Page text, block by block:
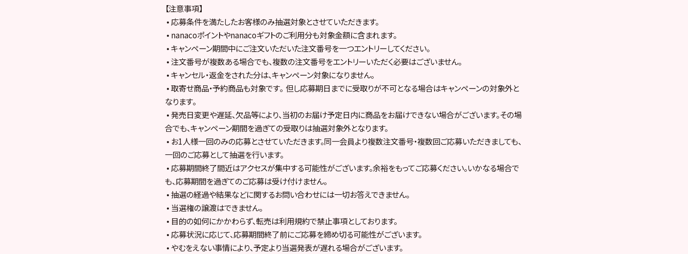
【注意事項】
• 応募条件を満たしたお客様のみ抽選対象とさせていただきます。
• nanacoポイントやnanacoギフトのご利用分も対象金額に含まれます。
• キャンペーン期間中にご注文いただいた注文番号を一つエントリーしてください。
• 注文番号が複数ある場合でも、複数の注文番号をエントリーいただく必要はございません。
• キャンセル・返金をされた分は、キャンペーン対象になりません。
• 取寄せ商品・予約商品も対象です｡ 但し応募期日までに受取りが不可となる場合はキャンペーンの対象外と
なります｡
• 発売日変更や遅延、欠品等により、当初のお届け予定日内に商品をお届けできない場合がございます。その場
合でも、キャンペーン期間を過ぎての受取りは抽選対象外となります。
• お1人様一回のみの応募とさせていただきます。同一会員より複数注文番号・複数回ご応募いただきましても、
一回のご応募として抽選を行います。
• 応募期間終了間近はアクセスが集中する可能性がございます。余裕をもってご応募ください。いかなる場合で
も、応募期間を過ぎてのご応募は受け付けません。
• 抽選の経過や結果などに関するお問い合わせには一切お答えできません。
• 当選権の譲渡はできません。
• 目的の如何にかかわらず、転売は利用規約で禁止事項としております。
• 応募状況に応じて、応募期間終了前にご応募を締め切る可能性がございます。
• やむをえない事情により、予定より当選発表が遅れる場合がございます。